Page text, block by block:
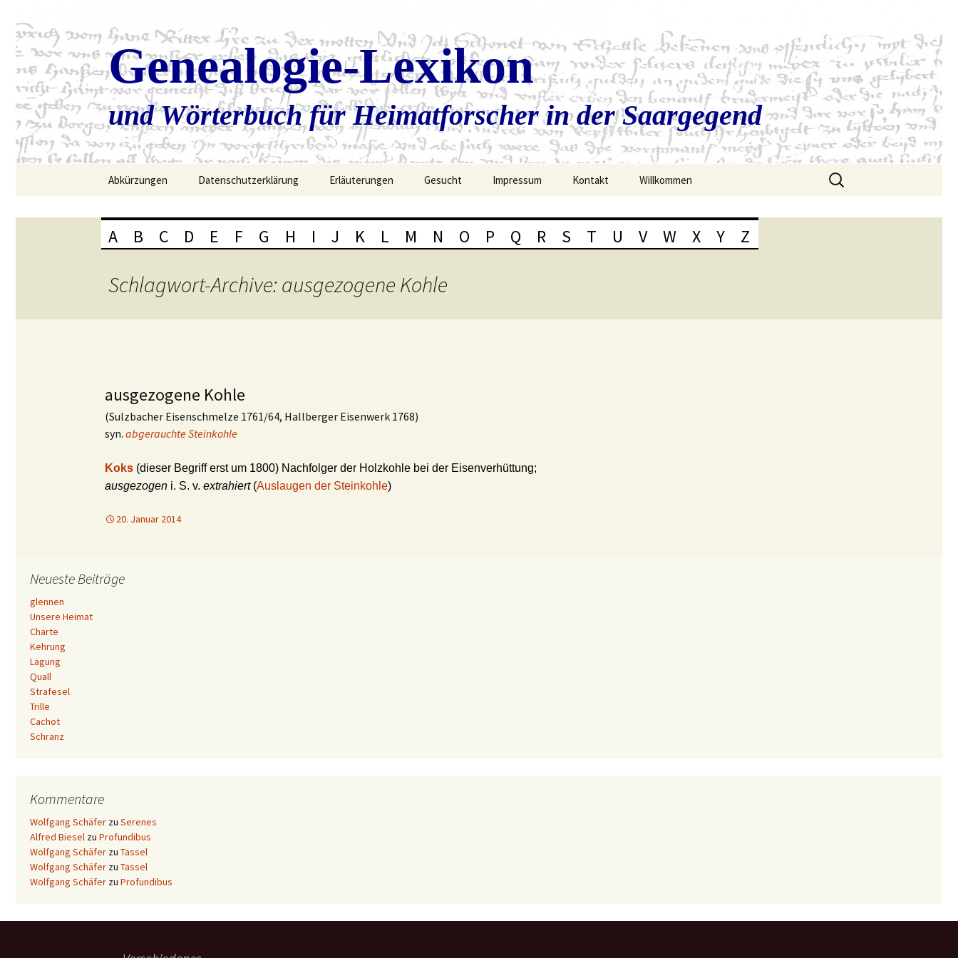
Genealogie-Lexikon
und Wörterbuch für Heimatforscher in der Saargegend
Abkürzungen Datenschutzerklärung Erläuterungen Gesucht Impressum Kontakt Willkommen
Suchen
nach:
A B C D E F G H I J K L M N O P Q R S T U V W X Y Z
Schlagwort-Archive: ausgezogene Kohle
ausgezogene Kohle
(Sulzbacher Eisenschmelze 1761/64, Hallberger Eisenwerk 1768)
syn. abgerauchte Steinkohle
Koks (dieser Begriff erst um 1800) Nachfolger der Holzkohle bei der Eisenverhüttung;
ausgezogen i. S. v. extrahiert (Auslaugen der Steinkohle)
20. Januar 2014
Neueste Beiträge
glennen
Unsere Heimat
Charte
Kehrung
Lagung
Quall
Strafesel
Trille
Cachot
Schranz
Kommentare
Wolfgang Schäfer zu Serenes
Alfred Biesel zu Profundibus
Wolfgang Schäfer zu Tassel
Wolfgang Schäfer zu Tassel
Wolfgang Schäfer zu Profundibus